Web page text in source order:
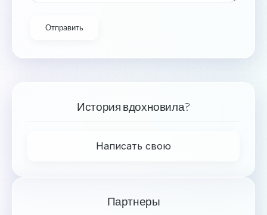
Отправить
История вдохновила?
Написать свою
Партнеры